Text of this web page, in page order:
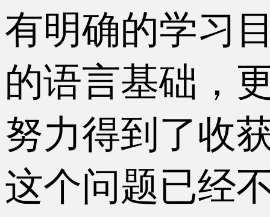
有明确的学习
的语言基础，
努力得到了收
这个问题已经